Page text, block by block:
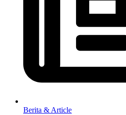
Berita & Article